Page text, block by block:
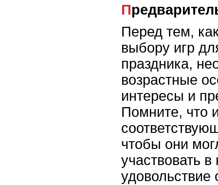
Перед тем,
выбору игр
праздника,
возрастные
интересы и
Помните, что
чтобы они
участвовать
удовольствие